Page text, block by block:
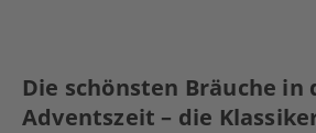
Die schönsten Bräuche in
Adventszeit – die